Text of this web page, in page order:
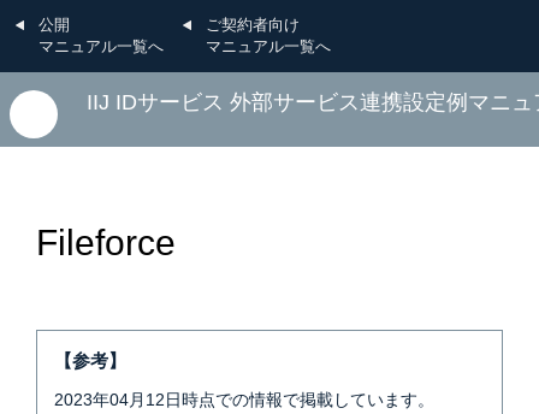
公開
マニュアル一覧へ
ご契約者向け
マニュアル一覧へ
IIJ IDサービス 外部サービス連携設定例マニュ
Fileforce
【参考】
2023年04月12日時点での情報で掲載しています。